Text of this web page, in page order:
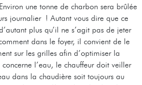
une tonne de charbon sera brûlée
journalier ! Autant vous dire que ce
plus qu’il ne s’agit pas de jeter
dans le foyer, il convient de le
sur les grilles afin d’optimiser la
l’eau, le chauffeur doit veiller
dans la chaudière soit toujours au